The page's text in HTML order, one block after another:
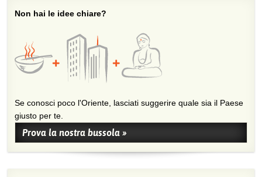
Non hai le idee chiare?
Se conosci poco l'Oriente, lasciati suggerire quale sia il Paese
giusto per te.
Prova la nostra bussola »